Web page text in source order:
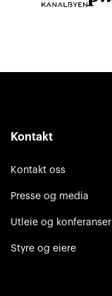
Kontakt
Kontakt oss
Presse og media
Utleie og konferanser
Styre og eiere